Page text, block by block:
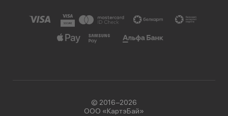
© 2016−2026
ООО «КартэБай»